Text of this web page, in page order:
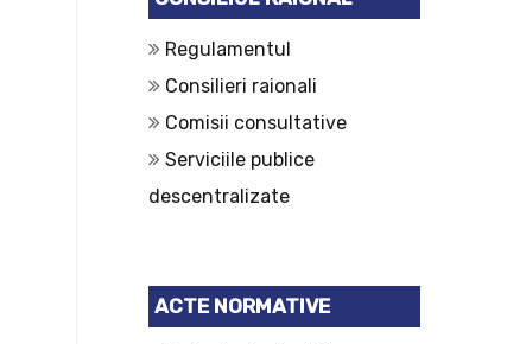
Regulamentul
Consilieri raionali
Comisii consultative
Serviciile publice
descentralizate
ACTE NORMATIVE